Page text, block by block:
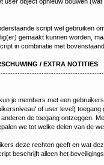
script wel gebruiken
gemaakt kunnen worden,
in combinatie met
/ EXTRA NOTITIES
je members met een
of user level) toegang
de toegang ontzeggen.
we tot welke delen van de
deze rechten geeft en wat
beschrijft alleen het